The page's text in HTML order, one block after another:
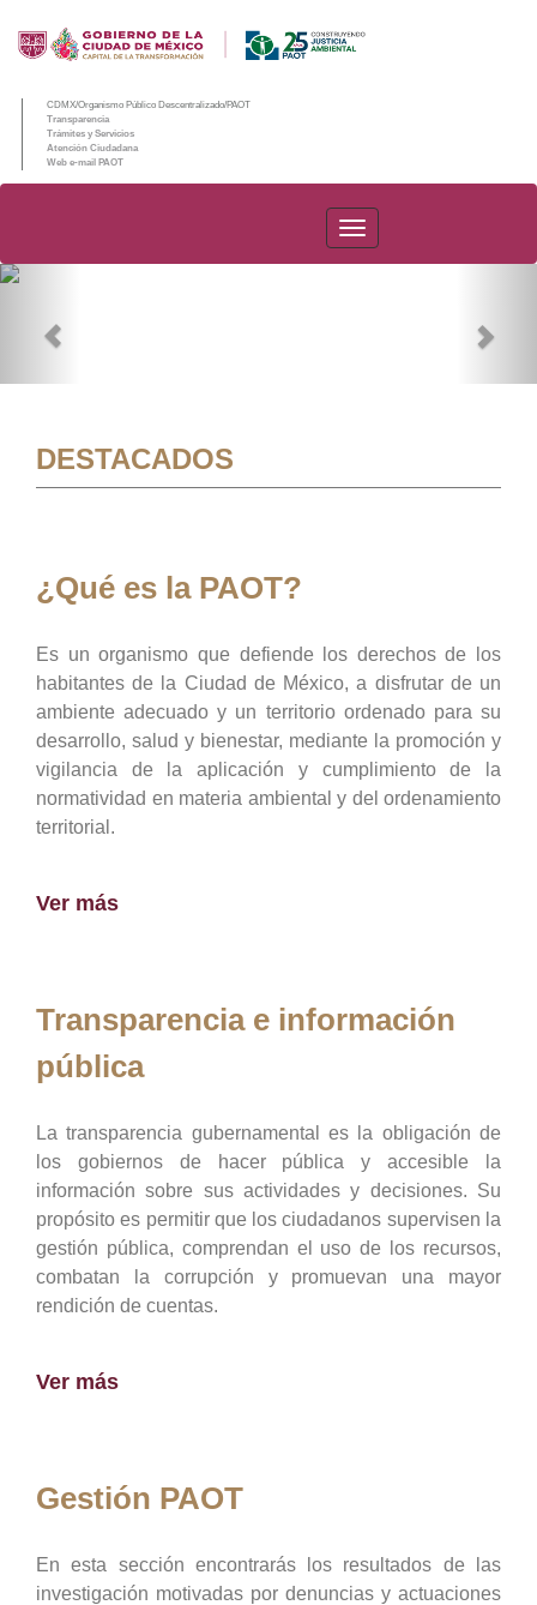
CDMX/Organismo Público Descentralizado/PAOT
Transparencia
Trámites y Servicios
Atención Ciudadana
Web e-mail PAOT
PAOT
DESTACADOS
¿Qué es la PAOT?
Es un organismo que defiende los derechos de los
habitantes de la Ciudad de México, a disfrutar de un
ambiente adecuado y un territorio ordenado para su
desarrollo, salud y bienestar, mediante la promoción y
vigilancia de la aplicación y cumplimiento de la
normatividad en materia ambiental y del ordenamiento
territorial.
Ver más
Transparencia e información
pública
La transparencia gubernamental es la obligación de
los gobiernos de hacer pública y accesible la
información sobre sus actividades y decisiones. Su
propósito es permitir que los ciudadanos supervisen la
gestión pública, comprendan el uso de los recursos,
combatan la corrupción y promuevan una mayor
rendición de cuentas.
Ver más
Gestión PAOT
En esta sección encontrarás los resultados de las
investigación motivadas por denuncias y actuaciones